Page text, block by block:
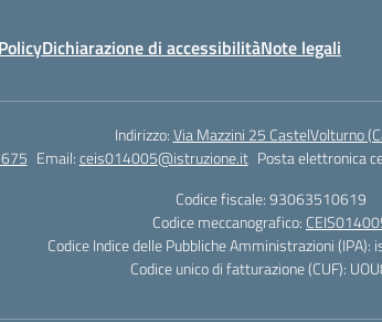
Dichiarazione di accessibilitàNote legali
Indirizzo:Via Mazzini 25 CastelVolturno
Email:ceis014005@istruzione.it Posta elettronica
Codice fiscale: 93063510619
Codice meccanografico:
Codice Indice delle Pubbliche Amministrazioni (IPA):
Codice unico di fatturazione (CUF):